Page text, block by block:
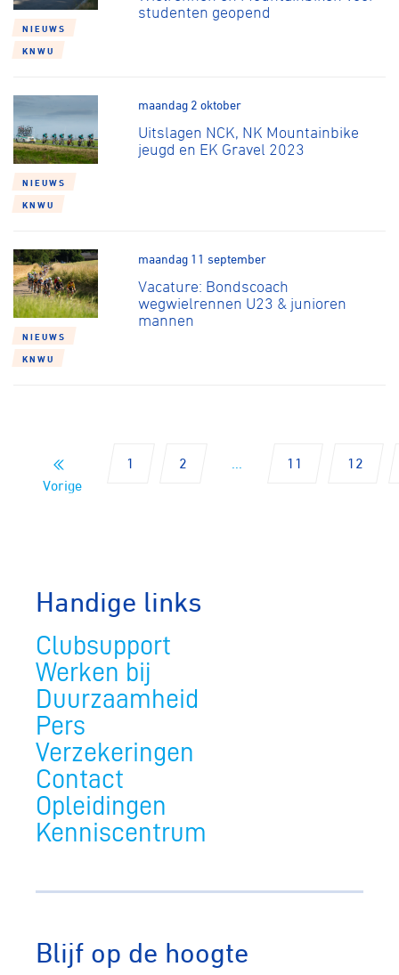
NIEUWS
KNWU
studenten geopend
NIEUWS
KNWU
maandag 2 oktober
Uitslagen NCK, NK Mountainbike
jeugd en EK Gravel 2023
NIEUWS
KNWU
maandag 11 september
Vacature: Bondscoach
wegwielrennen U23 & junioren
mannen
Vorige
1 2 11 12
Handige links
Clubsupport
Werken bij
Duurzaamheid
Pers
Verzekeringen
Contact
Opleidingen
Kenniscentrum
Blijf op de hoogte